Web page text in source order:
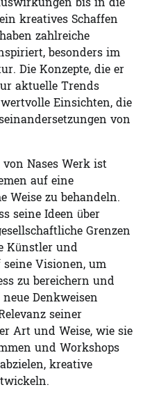
bis in die
kreatives Schaffen
zahlreiche
besonders im
Die Konzepte, die er
aktuelle Trends
Einsichten, die
von
Nases Werk ist
auf eine
Weise zu behandeln.
seine Ideen über
Grenzen
Künstler und
Visionen, um
zu bereichern und
Denkweisen
seiner
Art und Weise, wie sie
und Workshops
kreative